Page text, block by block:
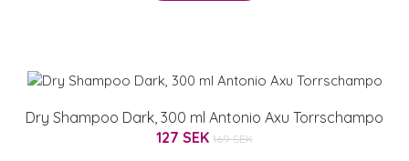
Dry Shampoo Dark, 300 ml Antonio Axu Torrschampo
127 SEK 169 SEK